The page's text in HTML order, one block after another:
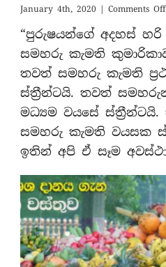
January 4th, 2020 | Comments Off
“පුරුෂයන්ගේ අදහස් හරි
සමහරු කැමති
තවත් සමහරු කැමති
ස්ත්‍රීන්ටයි. තවත්
මධ්‍යම වයසේ
සමහරු කැමති වයසක
ඉතින් අපි ඒ සෑම